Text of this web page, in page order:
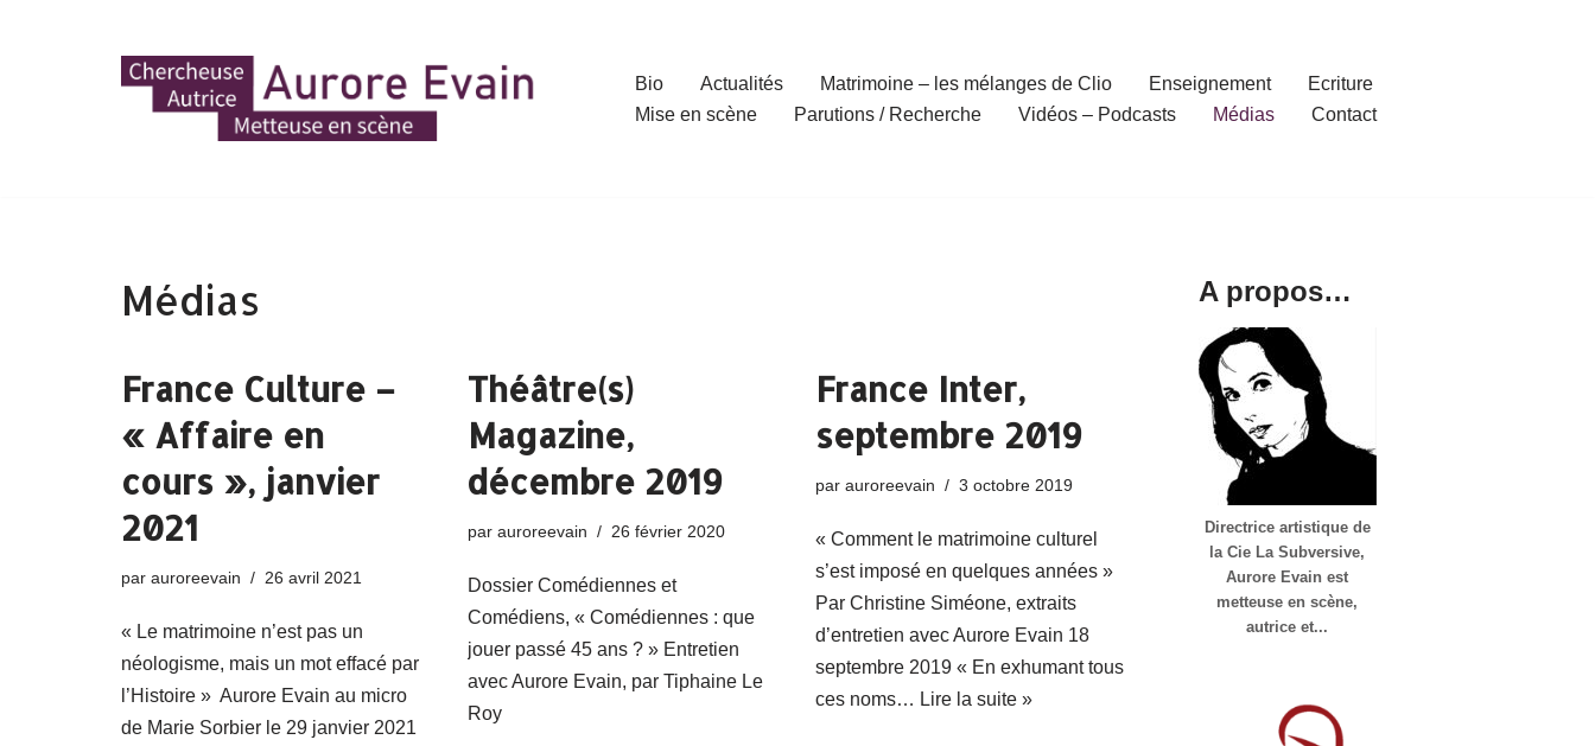
Bio Actualités Matrimoine – les mélanges de Clio Enseignement
Ecriture
Mise en scène
Parutions / Recherche Vidéos – Podcasts Médias Contact
Médias
France Culture –
« Affaire en
cours », janvier
2021
par auroreevain 26 avril 2021
« Le matrimoine n’est pas un
néologisme, mais un mot effacé par
l’Histoire » Aurore Evain au micro
de Marie Sorbier le 29 janvier 2021
Théâtre(s)
Magazine,
décembre 2019
parauroreevain 26 février 2020
Dossier Comédiennes et
Comédiens, « Comédiennes : que
jouer passé 45 ans ? » Entretien
avec Aurore Evain, par Tiphaine Le
Roy
France Inter,
septembre 2019
par auroreevain 3 octobre 2019
« Comment le matrimoine culturel
s’est imposé en quelques années »
Par Christine Siméone, extraits
d’entretien avec Aurore Evain 18
septembre 2019 « En exhumant tous
ces noms… Lire la suite »
A propos…
Directrice artistique de
la Cie La Subversive,
Aurore Evain est
metteuse en scène,
autrice et...